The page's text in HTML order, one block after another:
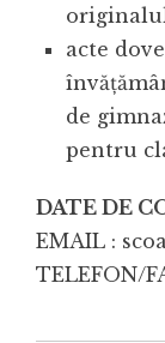
acte
de
pentru
DATE DE
EMAIL :
TELEFON/